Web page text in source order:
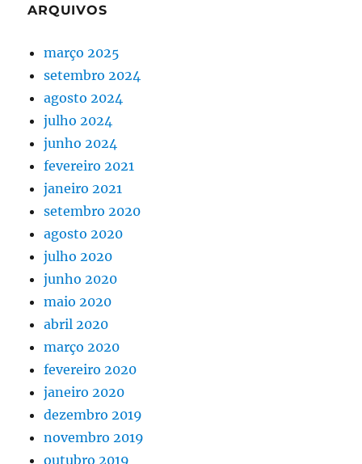
ARQUIVOS
março 2025
setembro 2024
agosto 2024
julho 2024
junho 2024
fevereiro 2021
janeiro 2021
setembro 2020
agosto 2020
julho 2020
junho 2020
maio 2020
abril 2020
março 2020
fevereiro 2020
janeiro 2020
dezembro 2019
novembro 2019
outubro 2019